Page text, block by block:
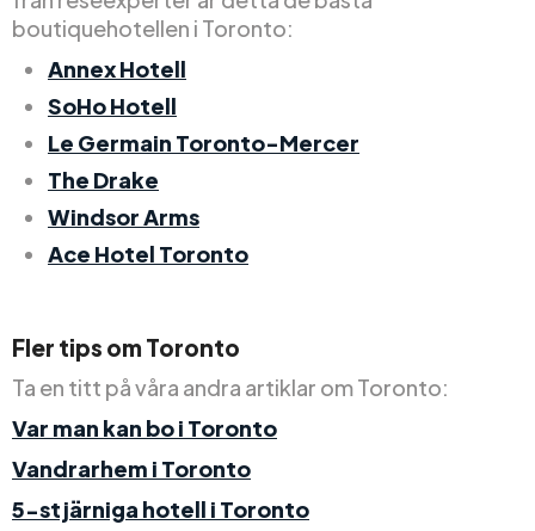
boutiquehotellen i Toronto:
Annex Hotell
SoHo Hotell
Le Germain Toronto-Mercer
The Drake
Windsor Arms
Ace Hotel Toronto
Fler tips om Toronto
Ta en titt på våra andra artiklar om Toronto:
Var man kan bo i Toronto
Vandrarhem i Toronto
5-stjärniga hotell i Toronto